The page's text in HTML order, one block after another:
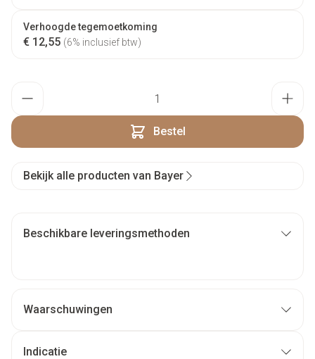
Verhoogde tegemoetkoming
€ 12,55 (6% inclusief btw)
Bestel
Bekijk alle producten van Bayer
Beschikbare leveringsmethoden
Waarschuwingen
Indicatie